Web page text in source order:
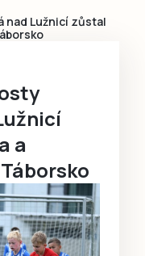
nad Lužnicí zůstal
a